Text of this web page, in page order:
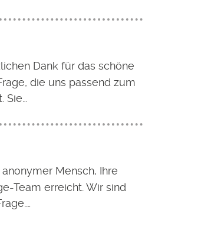
Dank für das schöne
die uns passend zum
Mensch, Ihre
Team erreicht. Wir sind